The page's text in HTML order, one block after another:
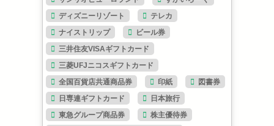
ディズニーリゾート
テレカ
ナイストリップ
ビール券
三井住友VISAギフトカード
三菱UFJニコスギフトカード
全国百貨店共通商品券
印紙
図書券
日専連ギフトカード
日本旅行
東急グループ商品券
株主優待券